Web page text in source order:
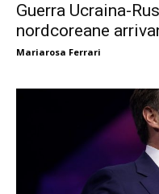
Guerra Ucraina-
nordcoreane
Mariarosa Ferrari